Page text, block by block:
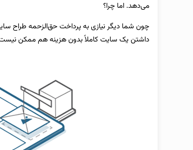
می‌دهد. اما چرا؟
چون شما دیگر نیازی به پرداخت حق‌الزحمه طراح
داشتن یک سایت کاملاً بدون هزینه هم ممکن